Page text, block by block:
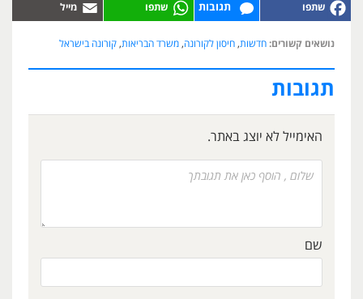
תגובות
נושאים קשורים: חדשות, חיסון לקורונה, משרד הבריאות, קורונה בישראל
תגובות
האימייל לא יוצג באתר.
שם